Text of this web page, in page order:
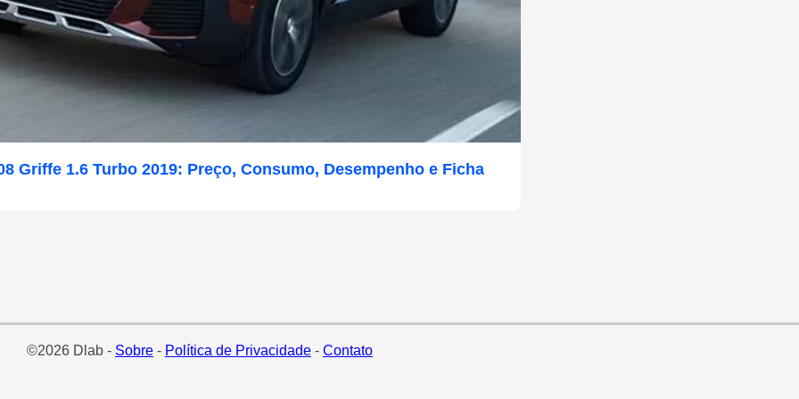
Griffe 1.6 Turbo 2019: Preço, Consumo, Desempenho e Ficha
©2026 Dlab - Sobre- Política de Privacidade- Contato